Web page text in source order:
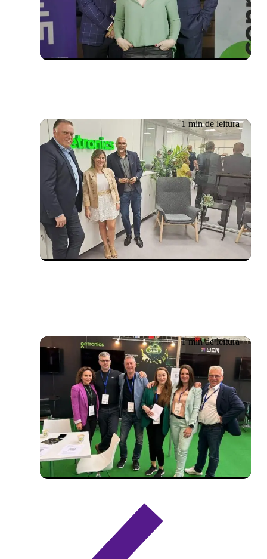
No-Code Cloud ” em
Santiago do Chile
1 min de leitura
Evento passado07/06/2023
Inauguração do Centro de
Operações de Segurança
da Getronics
1 min de leitura
Evento já realizado 11/05/2023 – 12/05/2023
Cloud Expo Frankfurt 2023